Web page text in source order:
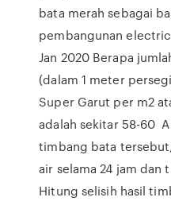
bata merah sebagai
pembangunan
Jan 2020 Berapa
(dalam 1 meter
Super Garut per m2
adalah sekitar 58-60
timbang bata
air selama 24 jam dan
Hitung selisih hasil